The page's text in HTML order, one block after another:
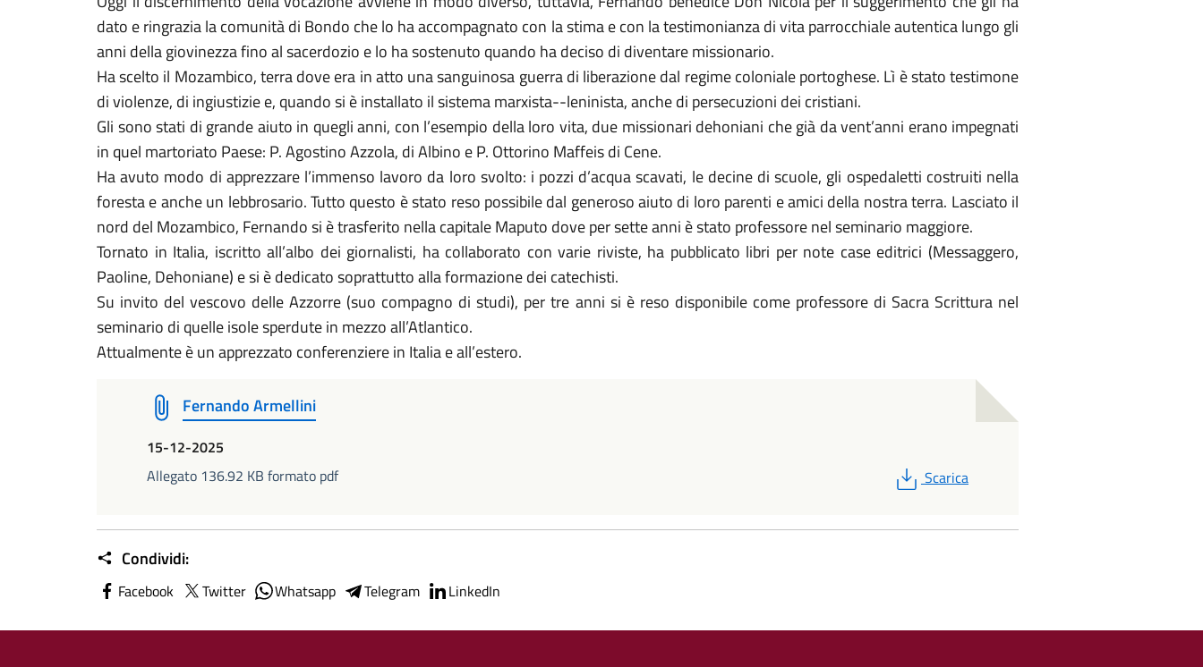
dato e ringrazia la comunità di Bondo che lo ha accompagnato con la stima e con la testimonianza di vita parrocchiale autentica lungo gli
anni della giovinezza fino al sacerdozio e lo ha sostenuto quando ha deciso di diventare missionario.
Ha scelto il Mozambico, terra dove era in atto una sanguinosa guerra di liberazione dal regime coloniale portoghese. Lì è stato testimone
di violenze, di ingiustizie e, quando si è installato il sistema marxista--leninista, anche di persecuzioni dei cristiani.
Gli sono stati di grande aiuto in quegli anni, con l’esempio della loro vita, due missionari dehoniani che già da vent’anni erano impegnati
in quel martoriato Paese: P. Agostino Azzola, di Albino e P. Ottorino Maffeis di Cene.
Ha avuto modo di apprezzare l’immenso lavoro da loro svolto: i pozzi d’acqua scavati, le decine di scuole, gli ospedaletti costruiti nella
foresta e anche un lebbrosario. Tutto questo è stato reso possibile dal generoso aiuto di loro parenti e amici della nostra terra. Lasciato il
nord del Mozambico, Fernando si è trasferito nella capitale Maputo dove per sette anni è stato professore nel seminario maggiore.
Tornato in Italia, iscritto all’albo dei giornalisti, ha collaborato con varie riviste, ha pubblicato libri per note case editrici (Messaggero,
Paoline, Dehoniane) e si è dedicato soprattutto alla formazione dei catechisti.
Su invito del vescovo delle Azzorre (suo compagno di studi), per tre anni si è reso disponibile come professore di Sacra Scrittura nel
seminario di quelle isole sperdute in mezzo all’Atlantico.
Attualmente è un apprezzato conferenziere in Italia e all’estero.
Fernando Armellini
15-12-2025
Allegato 136.92 KB formato pdf
PDF
Scarica
Condividi:
Facebook Twitter Whatsapp Telegram LinkedIn